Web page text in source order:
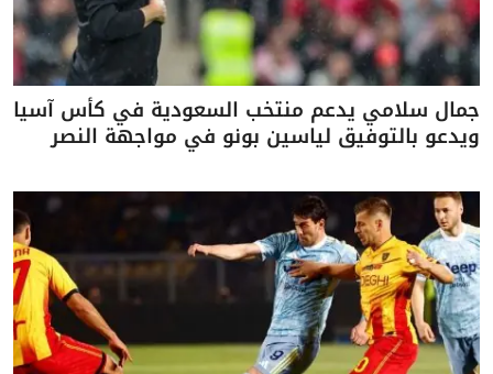
جمال سلامي يدعم منتخب السعودية في كأس آسيا
ويدعو بالتوفيق لياسين بونو في مواجهة النصر